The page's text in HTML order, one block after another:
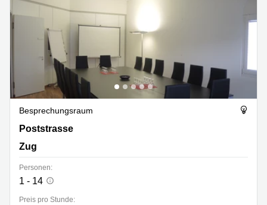
Besprechungsraum
Poststrasse 24, Zug
Poststrasse
Zug
Personen:
1 - 14
Preis pro Stunde: